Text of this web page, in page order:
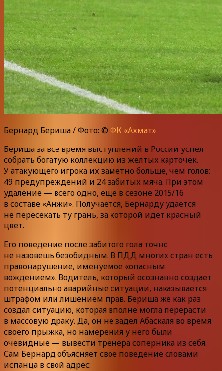
Бернард Бериша / Фото: © ФК «Ахмат»
Бериша за все время выступлений в России успел
собрать богатую коллекцию из желтых карточек.
У атакующего игрока их заметно больше, чем голов:
49 предупреждений и 24 забитых мяча. При этом
удаление — всего одно, еще в сезоне 2015/16
в составе «Анжи». Получается, Бернарду удается
не пересекать ту грань, за которой идет красный
цвет.
Его поведение после забитого гола точно
не назовешь безобидным. В ПДД многих стран есть
правонарушение, именуемое «опасным
вождением». Водитель, который осознанно создает
потенциально аварийные ситуации, наказывается
штрафом или лишением прав. Бериша же как раз
создал ситуацию, которая вполне могла перерасти
в массовую драку. Да, он не задел Абаскаля во время
своего прыжка, но намерения у него были
очевидные — вывести тренера соперника из себя.
Сам Бернард объясняет свое поведение словами
испанца в свой адрес: